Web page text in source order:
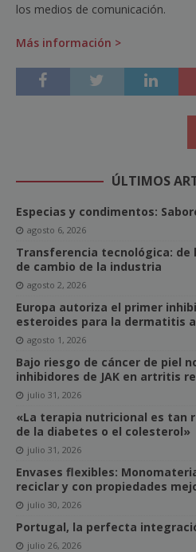
los medios de comunicación.
Más información >
ÚLTIMOS
Especias y condimentos:
agosto 6, 2026
Transferencia tecnológica:
de cambio de la industria
agosto 2, 2026
Europa autoriza el primer
esteroides para la dermatitis
agosto 1, 2026
Bajo riesgo de cáncer de piel
inhibidores de JAK en artritis
julio 31, 2026
«La terapia nutricional es tan
de la diabetes o el colesterol»
julio 31, 2026
Envases flexibles:
reciclar y con propiedades
julio 30, 2026
Portugal, la perfecta
julio 26, 2026